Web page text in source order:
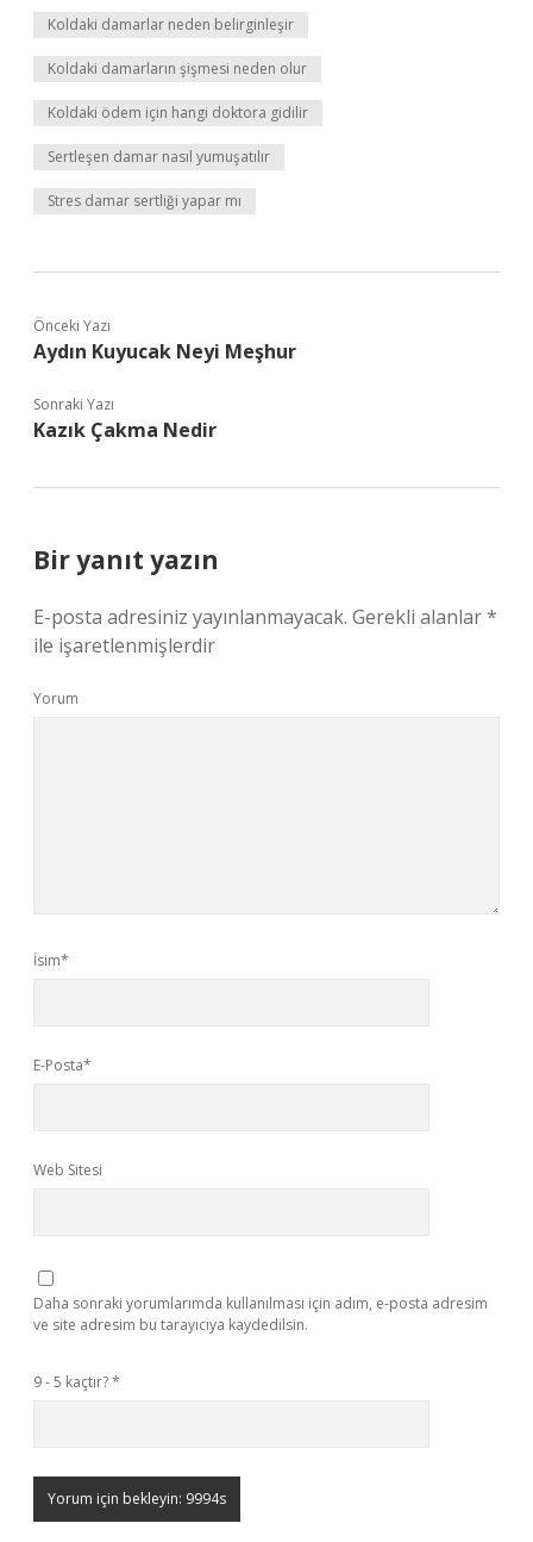
Koldaki damarlar neden belirginleşir
Koldaki damarların şişmesi neden olur
Koldaki ödem için hangi doktora gidilir
Sertleşen damar nasıl yumuşatılır
Stres damar sertliği yapar mı
Önceki Yazı
Aydın Kuyucak Neyi Meşhur
Sonraki Yazı
Kazık Çakma Nedir
Bir yanıt yazın
E-posta adresiniz yayınlanmayacak. Gerekli alanlar*
ile işaretlenmişlerdir
Yorum
İsim*
E-Posta*
Web Sitesi
Daha sonraki yorumlarımda kullanılması için adım, e-posta adresim
ve site adresim bu tarayıcıya kaydedilsin.
9 - 5 kaçtır?*